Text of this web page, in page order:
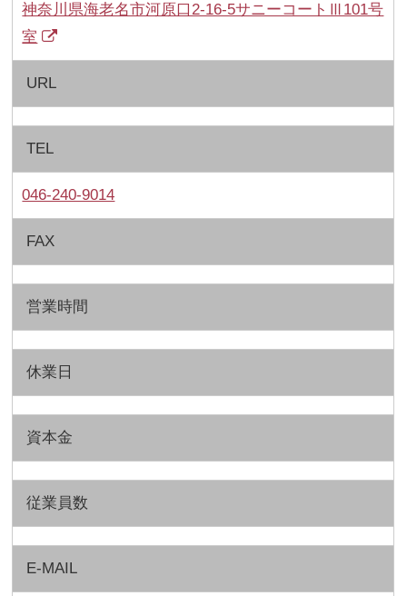
神奈川県海老名市河原口2-16-5サニーコートⅢ101号
室
URL
TEL
046-240-9014
FAX
営業時間
休業日
資本金
従業員数
E-MAIL